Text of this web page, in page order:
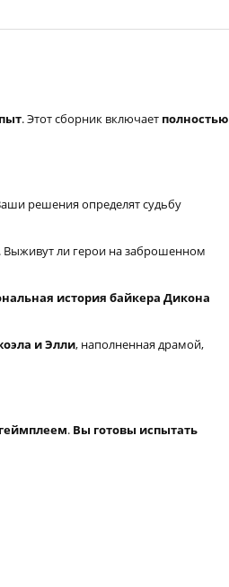
. Этот сборник включает полностью
решения определят судьбу
. Выживут ли герои на заброшенном
история байкера Дикона
и Элли, наполненная драмой,
. Вы готовы испытать